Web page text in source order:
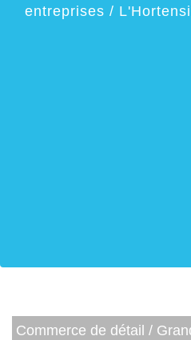
entreprises /
Commerce de détail /